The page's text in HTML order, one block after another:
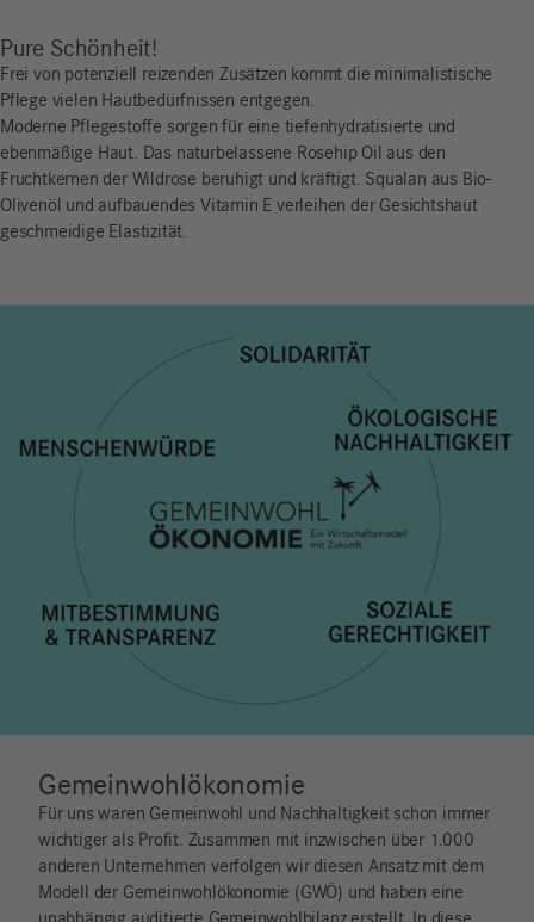
Pure Schönheit!
Frei von potenziell reizenden Zusätzen kommt die minimalistische
Pflege vielen Hautbedürfnissen entgegen.
Moderne Pflegestoffe sorgen für eine tiefenhydratisierte und
ebenmäßige Haut. Das naturbelassene Rosehip Oil aus den
Fruchtkernen der Wildrose beruhigt und kräftigt. Squalan aus Bio-
Olivenöl und aufbauendes Vitamin E verleihen der Gesichtshaut
geschmeidige Elastizität.
25% Spende
Get rich or try sharing! Für uns ist i+m keine Profit-Maschine.
Es ist ein lebendiger Organismus, der für andere und durch
andere lebt. Aus diesem Grund beteiligen wir bei i+m das